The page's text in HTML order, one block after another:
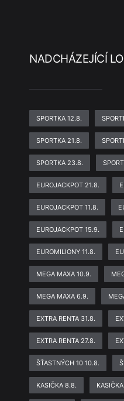
NADCHÁZEJÍCÍ
SPORTKA 12.8.
SPORTKA 21.8.
SPORTKA 23.8.
EUROJACKPOT 21.8.
EUROJACKPOT 11.8.
EUROJACKPOT 15.9.
EUROMILIONY 11.8.
MEGA MAXA 10.9.
MEGA MAXA 6.9.
EXTRA RENTA 31.8.
EXTRA RENTA 27.8.
ŠŤASTNÝCH 10 10.8.
KASIČKA 8.8.